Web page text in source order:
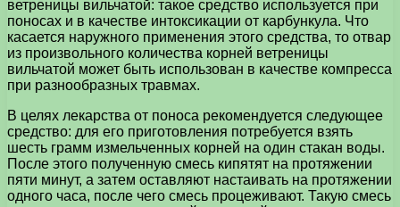
ветреницы вильчатой: такое средство используется при
поносах и в качестве интоксикации от карбункула. Что
касается наружного применения этого средства, то отвар
из произвольного количества корней ветреницы
вильчатой может быть использован в качестве компресса
при разнообразных травмах.
В целях лекарства от поноса рекомендуется следующее
средство: для его приготовления потребуется взять
шесть грамм измельченных корней на один стакан воды.
После этого полученную смесь кипятят на протяжении
пяти минут, а затем оставляют настаивать на протяжении
одного часа, после чего смесь процеживают. Такую смесь